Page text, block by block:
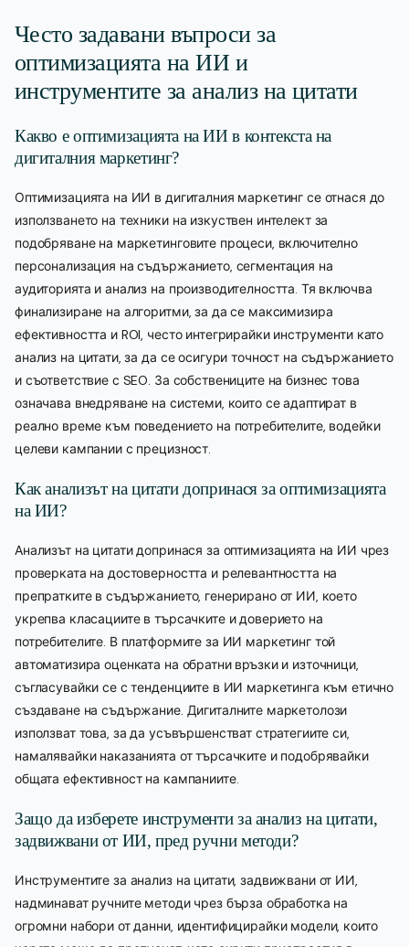
Често задавани въпроси за
оптимизацията на ИИ и
инструментите за анализ на цитати
Какво е оптимизацията на ИИ в контекста на
дигиталния маркетинг?
Оптимизацията на ИИ в дигиталния маркетинг се отнася до
използването на техники на изкуствен интелект за
подобряване на маркетинговите процеси, включително
персонализация на съдържанието, сегментация на
аудиторията и анализ на производителността. Тя включва
финализиране на алгоритми, за да се максимизира
ефективността и ROI, често интегрирайки инструменти като
анализ на цитати, за да се осигури точност на съдържанието
и съответствие с SEO. За собствениците на бизнес това
означава внедряване на системи, които се адаптират в
реално време към поведението на потребителите, водейки
целеви кампании с прецизност.
Как анализът на цитати допринася за оптимизацията
на ИИ?
Анализът на цитати допринася за оптимизацията на ИИ чрез
проверката на достоверността и релевантността на
препратките в съдържанието, генерирано от ИИ, което
укрепва класациите в търсачките и доверието на
потребителите. В платформите за ИИ маркетинг той
автоматизира оценката на обратни връзки и източници,
съгласувайки се с тенденциите в ИИ маркетинга към етично
създаване на съдържание. Дигиталните маркетолози
използват това, за да усъвършенстват стратегиите си,
намалявайки наказанията от търсачките и подобрявайки
общата ефективност на кампаниите.
Защо да изберете инструменти за анализ на цитати,
задвижвани от ИИ, пред ручни методи?
Инструментите за анализ на цитати, задвижвани от ИИ,
надминават ручните методи чрез бърза обработка на
огромни набори от данни, идентифицирайки модели, които